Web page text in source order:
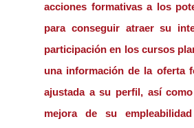
acciones formativasa los
para conseguir atraer su
participación en los cursos
una información de la oferta
ajustada a su perfil, así
mejora de su